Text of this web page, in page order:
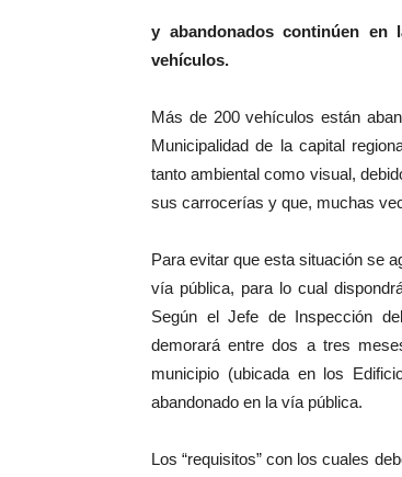
y abandonados continúen en
vehículos.
Más de 200 vehículos están
Municipalidad de la capital
tanto ambiental como visual,
sus carrocerías y que, muchas
Para evitar que esta situación se
vía pública, para lo cual
Según el Jefe de Inspección
demorará entre dos a tres
municipio (ubicada en los
abandonado en la vía pública.
Los “requisitos” con los cuales